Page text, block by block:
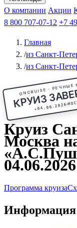
Чебоксарыиз
КазаньВ Нижний
РыбинскНа Соловки
Афанасий Никитин
ФединАлександр
МироновА.С.Попов
О компании Акции
8 800 707-07-12 +7
Главная
/из Санкт-
/из Санкт-
ONCRUISE ·
КРУИЗ
★04.06.2026
Круиз
Москва
04.06.2026
Программа круиза
Информация